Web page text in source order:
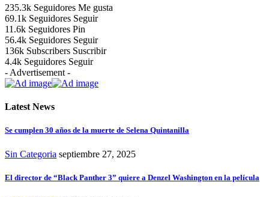
235.3k Seguidores Me gusta
69.1k Seguidores Seguir
11.6k Seguidores Pin
56.4k Seguidores Seguir
136k Subscribers Suscribir
4.4k Seguidores Seguir
- Advertisement -
Latest News
Se cumplen 30 años de la muerte de Selena Quintanilla
Sin Categoria septiembre 27, 2025
El director de “Black Panther 3” quiere a Denzel Washington en la película